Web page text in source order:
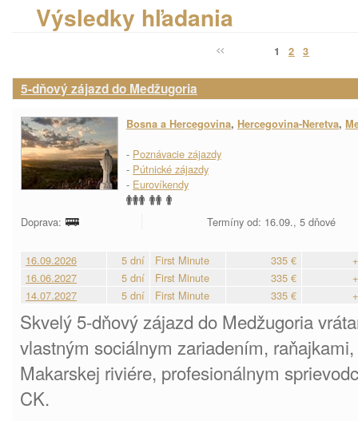
Výsledky hľadania
1 2 3
5-dňový zájazd do Medžugoria
Bosna a Hercegovina, Hercegovina-Neretva,
- Poznávacie zájazdy
- Pútnické zájazdy
- Eurovíkendy
Doprava: Termíny od: 16.09., 5 dňové
16.09.2026 5 dní First Minute 335 €
16.06.2027
5 dní First Minute 335 €
14.07.2027
5 dní First Minute 335 €
Skvelý 5-dňový zájazd do Medžugoria
vlastným sociálnym zariadením,
Makarskej riviére, profesionálnym
CK.